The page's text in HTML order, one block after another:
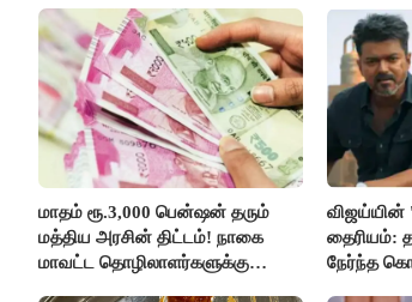
மாதம் ரூ.3,000 பென்ஷன் தரும்
மத்திய அரசின் திட்டம்! நாகை
மாவட்ட தொழிலாளர்களுக்கு
தைரியம்:
நேர்ந்த